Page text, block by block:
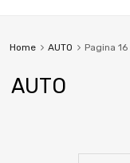
Home AUTO Pagina 16
AUTO